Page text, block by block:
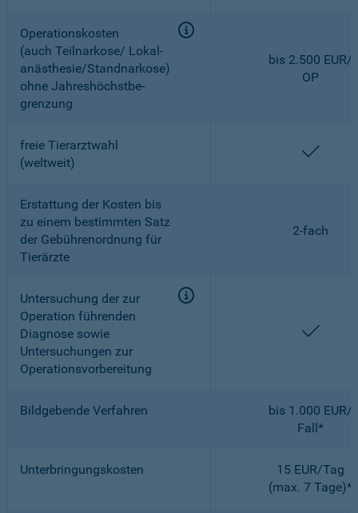
Operationskosten
(auch Teilnarkose/ Lokal­
anästhesie/Standnarkose)
ohne Jahreshöchstbe­
grenzung
bis 2.500 EUR/
OP
freie Tierarztwahl
(weltweit)
Erstattung der Kosten bis
zu einem bestimmten Satz
der Gebührenordnung für
Tierärzte
2-fach
Untersuchung der zur
Operation führenden
Diagnose sowie
Untersuchungen zur
Operationsvorbereitung
Bildgebende Verfahren
bis 1.000 EUR/
Fall*
Unterbringungskosten
15 EUR/Tag
(max. 7 Tage)*